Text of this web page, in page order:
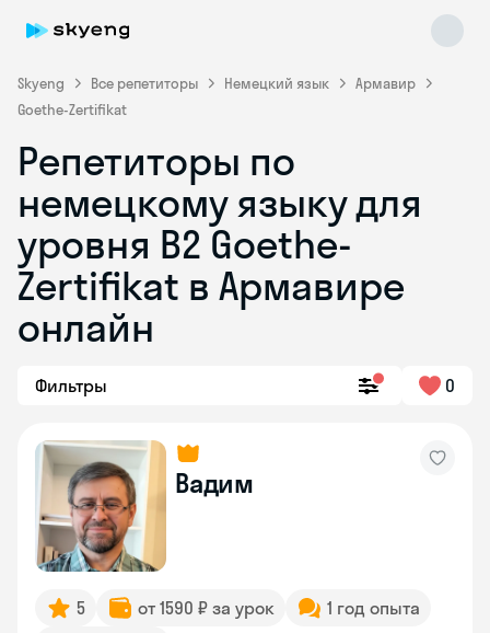
Skyeng Все репетиторы Немецкий язык
Армавир
Goethe-Zertifikat
Репетиторы по
немецкому языку для
уровня B2 Goethe-
Zertifikat в Армавире
онлайн
Фильтры 0
Вадим
5 от 1590 ₽ за урок
1 год опыта
Skyeng Chat